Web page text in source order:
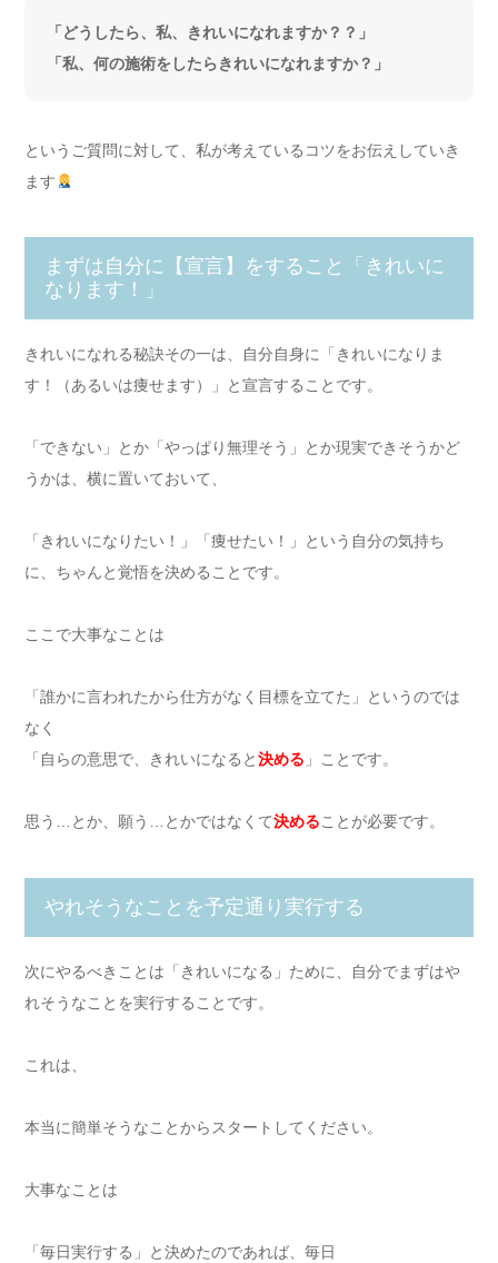
「どうしたら、私、きれいになれますか？？」
「私、何の施術をしたらきれいになれますか？」
というご質問に対して、私が考えているコツをお伝えしていき
ます
まずは自分に【宣言】をすること「きれいに
なります！」
きれいになれる秘訣その一は、自分自身に「きれいになりま
す！（あるいは痩せます）」と宣言することです。
「できない」とか「やっぱり無理そう」とか現実できそうかど
うかは、横に置いておいて、
「きれいになりたい！」「痩せたい！」という自分の気持ち
に、ちゃんと覚悟を決めることです。
ここで大事なことは
「誰かに言われたから仕方がなく目標を立てた」というのでは
なく
「自らの意思で、きれいになると決める 」ことです。
思う…とか、願う…とかではなくて決めることが必要です。
やれそうなことを予定通り実行する
次にやるべきことは「きれいになる」ために、自分でまずはや
れそうなことを実行することです。
これは、
本当に簡単そうなことからスタートしてください。
大事なことは
「毎日実行する」と決めたのであれば、毎日